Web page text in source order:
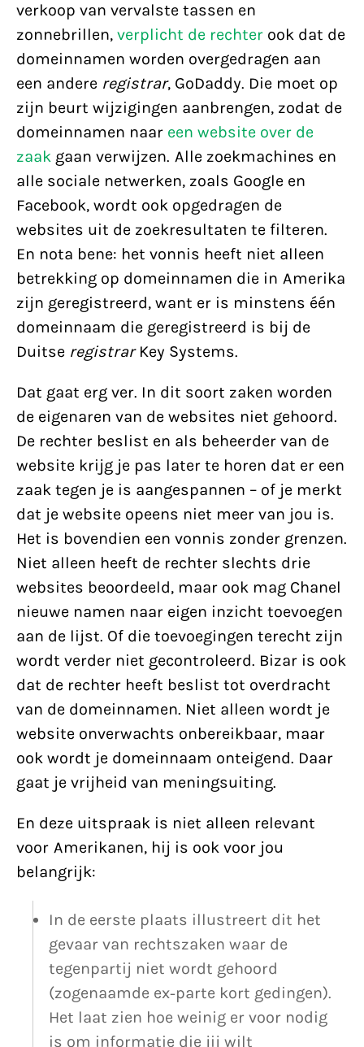
verkoop van vervalste tassen en
zonnebrillen, verplicht de rechter ook dat de
domeinnamen worden overgedragen aan
een andere registrar, GoDaddy. Die moet op
zijn beurt wijzigingen aanbrengen, zodat de
domeinnamen naar een website over de
zaak gaan verwijzen. Alle zoekmachines en
alle sociale netwerken, zoals Google en
Facebook, wordt ook opgedragen de
websites uit de zoekresultaten te filteren.
En nota bene: het vonnis heeft niet alleen
betrekking op domeinnamen die in Amerika
zijn geregistreerd, want er is minstens één
domeinnaam die geregistreerd is bij de
Duitse registrarKey Systems.
Dat gaat erg ver. In dit soort zaken worden
de eigenaren van de websites niet gehoord.
De rechter beslist en als beheerder van de
website krijg je pas later te horen dat er een
zaak tegen je is aangespannen – of je merkt
dat je website opeens niet meer van jou is.
Het is bovendien een vonnis zonder grenzen.
Niet alleen heeft de rechter slechts drie
websites beoordeeld, maar ook mag Chanel
nieuwe namen naar eigen inzicht toevoegen
aan de lijst. Of die toevoegingen terecht zijn
wordt verder niet gecontroleerd. Bizar is ook
dat de rechter heeft beslist tot overdracht
van de domeinnamen. Niet alleen wordt je
website onverwachts onbereikbaar, maar
ook wordt je domeinnaam onteigend. Daar
gaat je vrijheid van meningsuiting.
En deze uitspraak is niet alleen relevant
voor Amerikanen, hij is ook voor jou
belangrijk:
In de eerste plaats illustreert dit het
gevaar van rechtszaken waar de
tegenpartij niet wordt gehoord
(zogenaamde ex-parte kort gedingen).
Het laat zien hoe weinig er voor nodig
is om informatie die jij wilt